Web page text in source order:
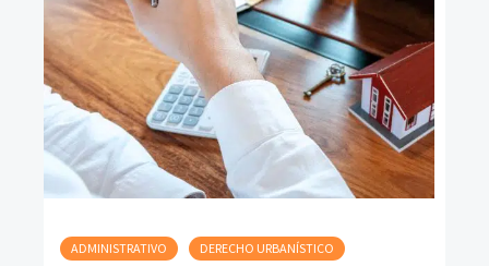
ADMINISTRATIVO DERECHO URBANÍSTICO